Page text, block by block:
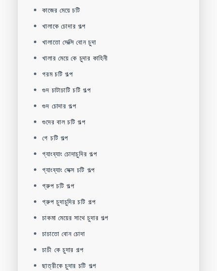
কাজের মেয়ে চটি
খালাকে চোদার গল্প
খালাতো সেক্সি বোন চুদা
খালার মেয়ে কে চুদার কাহিনী
গরম চটি গল্প
গুদ চাটাচাটি চটি গল্প
গুদ চোদার গল্প
গুদের বাল চটি গল্প
গে চটি গল্প
গ্যাংব্যাং চোদাচুদির গল্প
গ্যাংব্যাং সেক্স চটি গল্প
গ্রুপ চটি গল্প
গ্রুপ চুদাচুদির চটি গল্প
চাকমা মেয়ের সাথে চুদার গল্প
চাচাতো বোন চোদা
চাচী কে চুদার গল্প
ছাত্রীকে চুদার চটি গল্প